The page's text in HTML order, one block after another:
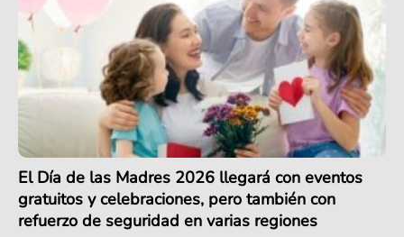
El Día de las Madres 2026 llegará con eventos
gratuitos y celebraciones, pero también con
refuerzo de seguridad en varias regiones